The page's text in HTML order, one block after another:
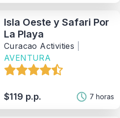
Isla Oeste y Safari Por
La Playa
Curacao Activities
AVENTURA
$119 p.p. 7 horas